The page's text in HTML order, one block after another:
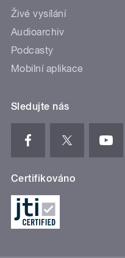
Živé vysílání
Audioarchiv
Podcasty
Mobilní aplikace
Sledujte nás
Certifikováno